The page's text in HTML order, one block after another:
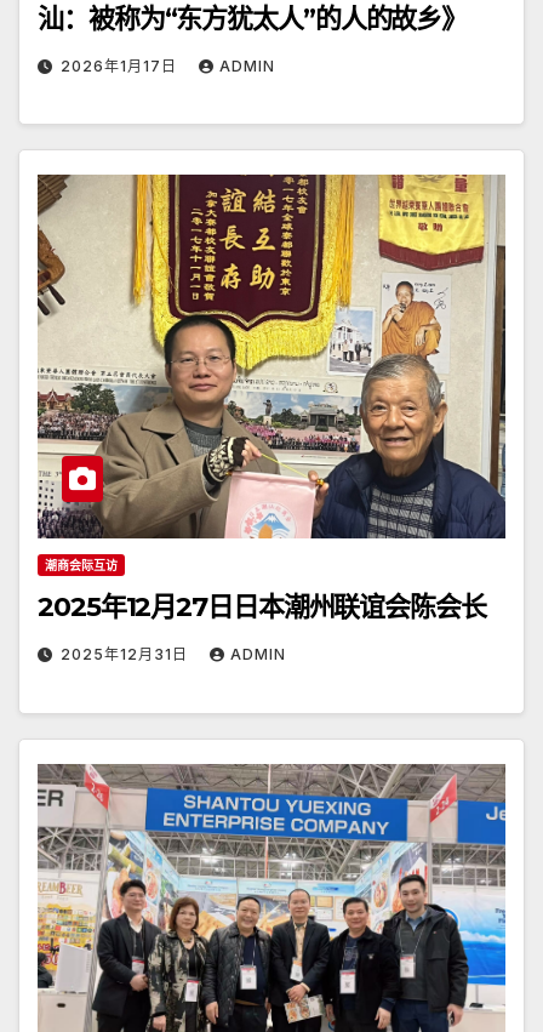
汕：被称为“东方犹太人”的人的故乡》
2026年1月17日 ADMIN
潮商会际互访
2025年12月27日日本潮州联谊会陈会长
2025年12月31日 ADMIN